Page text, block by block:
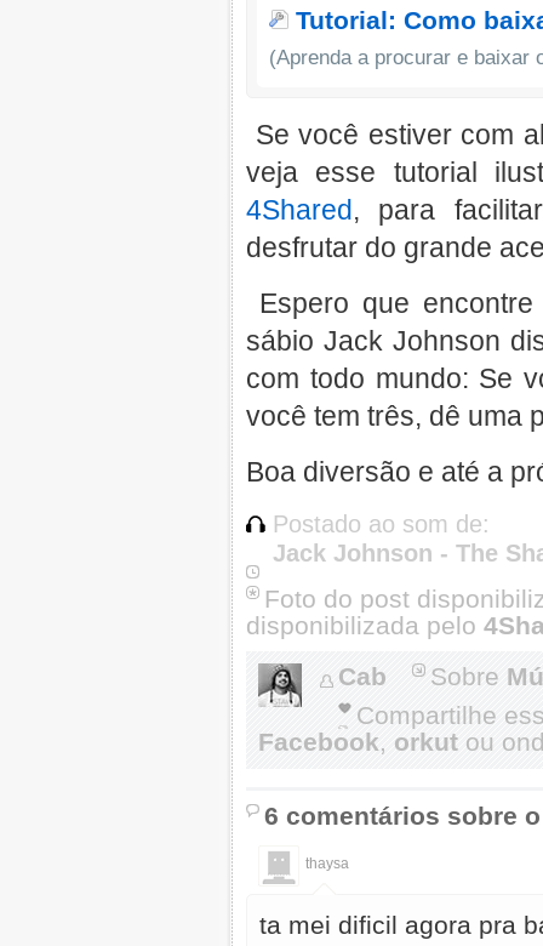
Tutorial: Como
(Aprenda a procurar e baixar
Se você estiver com
veja esse tutorial
4Shared, para
desfrutar do grande
Espero que
sábio Jack Johnson
com todo mundo: Se
você tem três, dê uma
Boa diversão e até a
Postado ao som de:
Jack Johnson - The
Foto do post
disponibilizada pelo
Cab
Sobre
Compartilhe
Facebook, orkut ou
6 comentários sobre
thaysa
ta mei dificil agora pra